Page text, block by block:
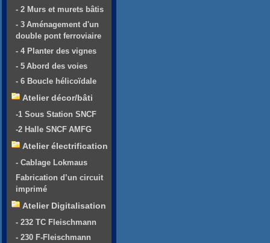
- 2 Murs et murets bâtis
- 3 Aménagement d'un
double pont ferroviaire
- 4 Planter des vignes
- 5 Abord des voies
- 6 Boucle hélicoïdale
Atelier décor/bâti
-1 Sous Station SNCF
-2 Halle SNCF AMFG
Atelier électrification
- Cablage Lokmaus
Fabrication d’un circuit
imprimé
Atelier Digitalisation
- 232 TC Fleischmann
- 230 F-Fleischmann